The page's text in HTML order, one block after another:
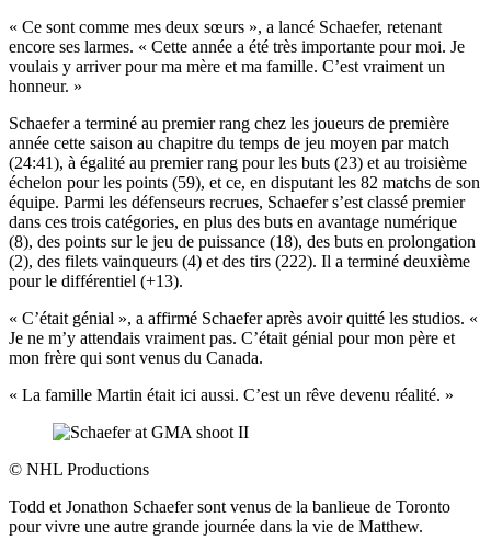
« Ce sont comme mes deux sœurs », a lancé Schaefer, retenant
encore ses larmes. « Cette année a été très importante pour moi. Je
voulais y arriver pour ma mère et ma famille. C’est vraiment un
honneur. »
Schaefer a terminé au premier rang chez les joueurs de première
année cette saison au chapitre du temps de jeu moyen par match
(24:41), à égalité au premier rang pour les buts (23) et au troisième
échelon pour les points (59), et ce, en disputant les 82 matchs de son
équipe. Parmi les défenseurs recrues, Schaefer s’est classé premier
dans ces trois catégories, en plus des buts en avantage numérique
(8), des points sur le jeu de puissance (18), des buts en prolongation
(2), des filets vainqueurs (4) et des tirs (222). Il a terminé deuxième
pour le différentiel (+13).
« C’était génial », a affirmé Schaefer après avoir quitté les studios. «
Je ne m’y attendais vraiment pas. C’était génial pour mon père et
mon frère qui sont venus du Canada.
« La famille Martin était ici aussi. C’est un rêve devenu réalité. »
© NHL Productions
Todd et Jonathon Schaefer sont venus de la banlieue de Toronto
pour vivre une autre grande journée dans la vie de Matthew.